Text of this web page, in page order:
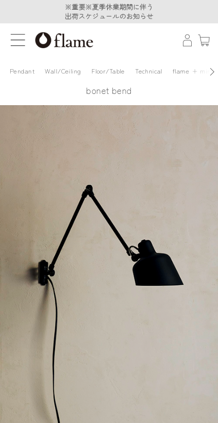
Pendant Wall/Ceiling Floor/Table Technical flame + minä
bonet bend
※重要※夏季休業期間に伴う
出荷スケジュールのお知らせ
※重要※夏季休業期間に伴う
出荷スケジュールのお知らせ